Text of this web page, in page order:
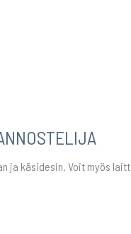
ja käsidesin. Voit myös